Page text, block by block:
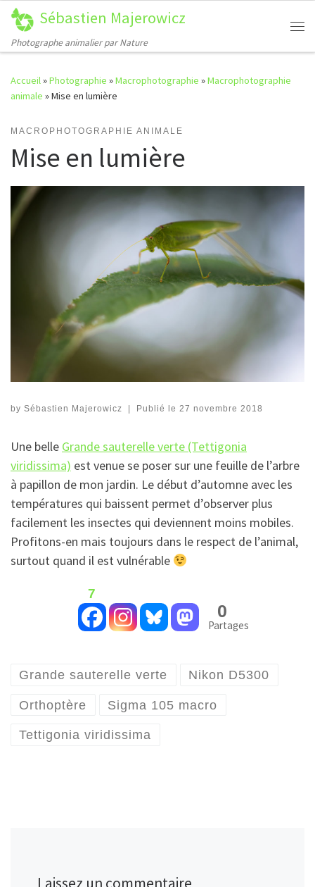
Passer au contenu
Sébastien Majerowicz
Photographe animalier par Nature
Accueil»Photographie »Macrophotographie »Macrophotographie
animale »Mise en lumière
MACROPHOTOGRAPHIE ANIMALE
Mise en lumière
by Sébastien Majerowicz | Publié le 27 novembre 2018
Une belle Grande sauterelle verte (Tettigonia
viridissima) est venue se poser sur une feuille de l’arbre
à papillon de mon jardin. Le début d’automne avec les
températures qui baissent permet d’observer plus
facilement les insectes qui deviennent moins mobiles.
Profitons-en mais toujours dans le respect de l’animal,
surtout quand il est vulnérable
7
0
Partages
Grande sauterelle verte Nikon D5300
Orthoptère Sigma 105 macro
Tettigonia viridissima
Laissez un commentaire